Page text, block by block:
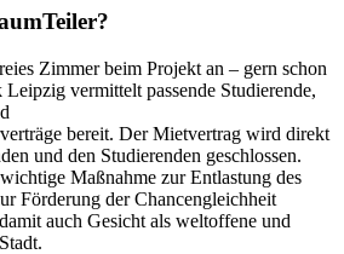
Zimmer beim Projekt an – gern schon
vermittelt passende Studierende,
bereit. Der Mietvertrag wird direkt
und den Studierenden geschlossen.
Maßnahme zur Entlastung des
Förderung der Chancengleichheit
auch Gesicht als weltoffene und